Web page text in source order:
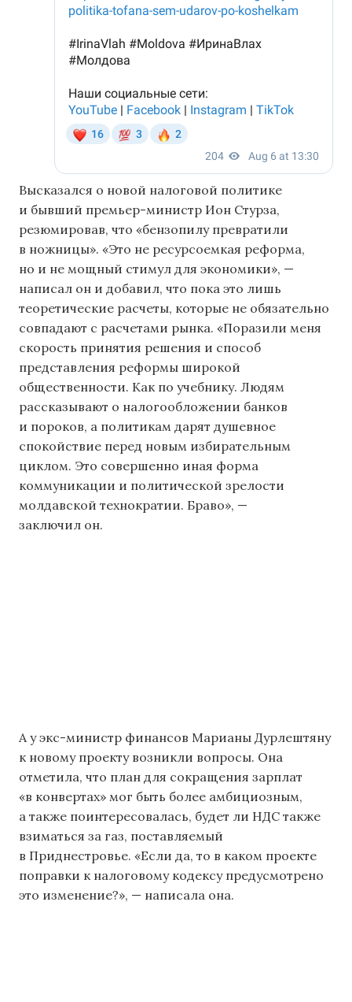
Высказался о новой налоговой политике
и бывший премьер-министр Ион Стурза,
резюмировав, что «бензопилу превратили
в ножницы». «Это не ресурсоемкая реформа,
но и не мощный стимул для экономики», —
написал он и добавил, что пока это лишь
теоретические расчеты, которые не обязательно
совпадают с расчетами рынка. «Поразили меня
скорость принятия решения и способ
представления реформы широкой
общественности. Как по учебнику. Людям
рассказывают о налогообложении банков
и пороков, а политикам дарят душевное
спокойствие перед новым избирательным
циклом. Это совершенно иная форма
коммуникации и политической зрелости
молдавской технократии. Браво», —
заключил он.
А у экс-министр финансов Марианы Дурлештяну
к новому проекту возникли вопросы. Она
отметила, что план для сокращения зарплат
«в конвертах» мог быть более амбициозным,
а также поинтересовалась, будет ли НДС также
взиматься за газ, поставляемый
в Приднестровье. «Если да, то в каком проекте
поправки к налоговому кодексу предусмотрено
это изменение?», — написала она.